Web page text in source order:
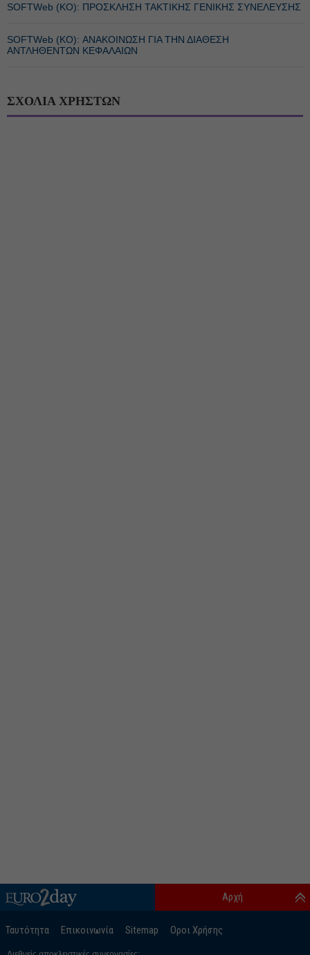
SOFTWeb (ΚΟ): ΠΡΟΣΚΛΗΣΗ ΤΑΚΤΙΚΗΣ ΓΕΝΙΚΗΣ ΣΥΝΕΛΕΥΣΗΣ
SOFTWeb (ΚΟ): ΑΝΑΚΟΙΝΩΣΗ ΓΙΑ ΤΗΝ ΔΙΑΘΕΣΗ
ΑΝΤΛΗΘΕΝΤΩΝ ΚΕΦΑΛΑΙΩΝ
ΣΧΟΛΙΑ ΧΡΗΣΤΩΝ
Ταυτότητα Επικοινωνία Sitemap Οροι Χρήσης
Αρχή